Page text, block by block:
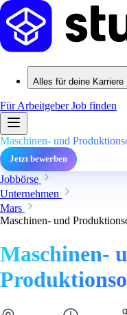
Alles für deine Karriere
Für ArbeitgeberJob finden
Maschinen- und
Jetzt bewerben
Jobbörse
Unternehmen
Mars
Maschinen- und
Maschinen-